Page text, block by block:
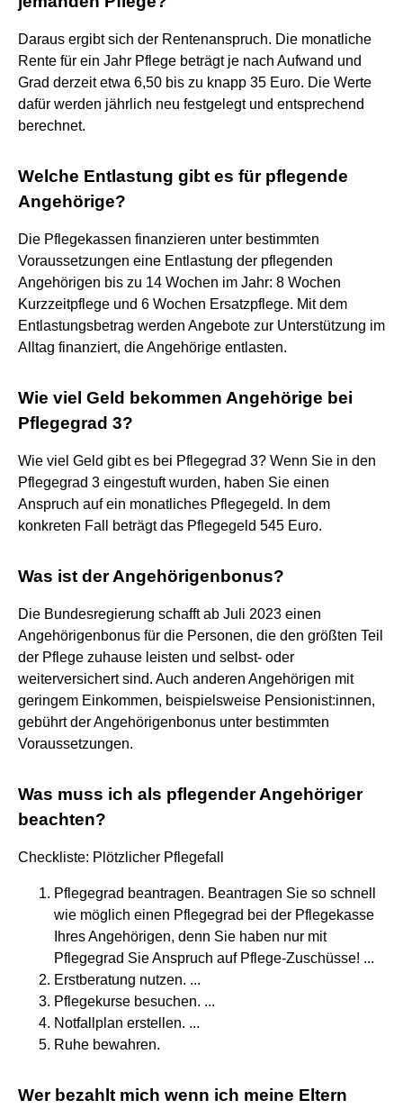
Daraus ergibt sich der Rentenanspruch. Die monatliche
Rente für ein Jahr Pflege beträgt je nach Aufwand und
Grad derzeit etwa 6,50 bis zu knapp 35 Euro. Die Werte
dafür werden jährlich neu festgelegt und entsprechend
berechnet.
Welche Entlastung gibt es für pflegende
Angehörige?
Die Pflegekassen finanzieren unter bestimmten
Voraussetzungen eine Entlastung der pflegenden
Angehörigen bis zu 14 Wochen im Jahr: 8 Wochen
Kurzzeitpflege und 6 Wochen Ersatzpflege. Mit dem
Entlastungsbetrag werden Angebote zur Unterstützung im
Alltag finanziert, die Angehörige entlasten.
Wie viel Geld bekommen Angehörige bei
Pflegegrad 3?
Wie viel Geld gibt es bei Pflegegrad 3? Wenn Sie in den
Pflegegrad 3 eingestuft wurden, haben Sie einen
Anspruch auf ein monatliches Pflegegeld. In dem
konkreten Fall beträgt das Pflegegeld 545 Euro.
Was ist der Angehörigenbonus?
Die Bundesregierung schafft ab Juli 2023 einen
Angehörigenbonus für die Personen, die den größten Teil
der Pflege zuhause leisten und selbst- oder
weiterversichert sind. Auch anderen Angehörigen mit
geringem Einkommen, beispielsweise Pensionist:innen,
gebührt der Angehörigenbonus unter bestimmten
Voraussetzungen.
Was muss ich als pflegender Angehöriger
beachten?
Checkliste: Plötzlicher Pflegefall
Pflegegrad beantragen. Beantragen Sie so schnell
wie möglich einen Pflegegrad bei der Pflegekasse
Ihres Angehörigen, denn Sie haben nur mit
Pflegegrad Sie Anspruch auf Pflege-Zuschüsse! ...
Erstberatung nutzen. ...
Pflegekurse besuchen. ...
Notfallplan erstellen. ...
Ruhe bewahren.
Wer bezahlt mich wenn ich meine Eltern